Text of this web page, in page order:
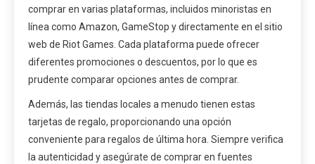
comprar en varias plataformas, incluidos minoristas en
línea como Amazon, GameStop y directamente en el sitio
web de Riot Games. Cada plataforma puede ofrecer
diferentes promociones o descuentos, por lo que es
prudente comparar opciones antes de comprar.
Además, las tiendas locales a menudo tienen estas
tarjetas de regalo, proporcionando una opción
conveniente para regalos de última hora. Siempre verifica
la autenticidad y asegúrate de comprar en fuentes